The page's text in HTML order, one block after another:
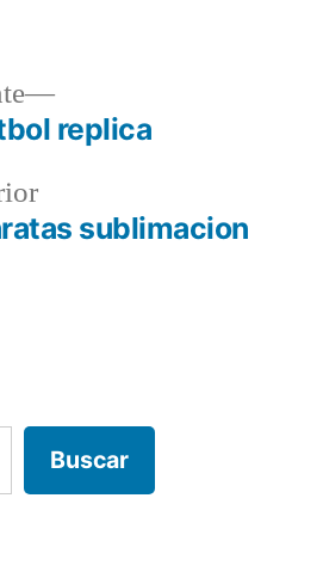
Entrada
anterior:
sublimacion
Entrada
siguiente:
replica
Buscar